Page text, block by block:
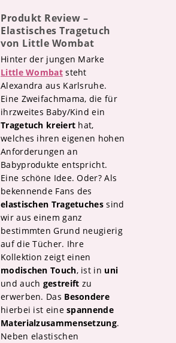
Produkt Review –
Elastisches Tragetuch
von Little Wombat
Hinter der jungen Marke
Little Wombatsteht
Alexandra aus Karlsruhe.
Eine Zweifachmama, die für
ihrzweites Baby/Kind ein
Tragetuch kreiert hat,
welches ihren eigenen hohen
Anforderungen an
Babyprodukte entspricht.
Eine schöne Idee. Oder? Als
bekennende Fans des
elastischen Tragetuchessind
wir aus einem ganz
bestimmten Grund neugierig
auf die Tücher. Ihre
Kollektion zeigt einen
modischen Touch, ist in uni
und auch gestreift zu
erwerben. Das Besondere
hierbei ist einespannende
Materialzusammensetzung.
Neben elastischen